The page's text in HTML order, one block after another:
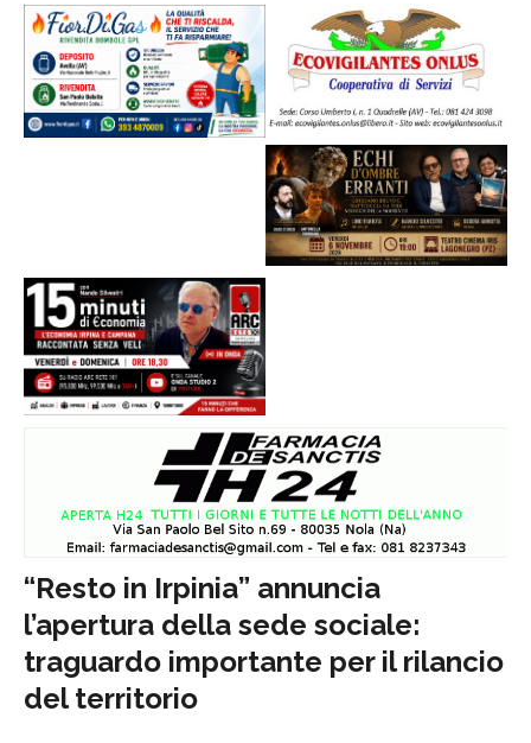
“Resto in Irpinia” annuncia
l’apertura della sede sociale:
traguardo importante per il rilancio
del territorio